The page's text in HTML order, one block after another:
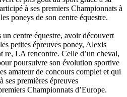
à ses premiers Championnats à
poneys de son centre équestre.
un centre équestre, avoir découvert
petites épreuves poney, Alexis
re, LA rencontre. Celle d’un cheval,
poursuivre son évolution sportive
amateur de concours complet et qui
ses premières épreuves
Championnats d’Europe.